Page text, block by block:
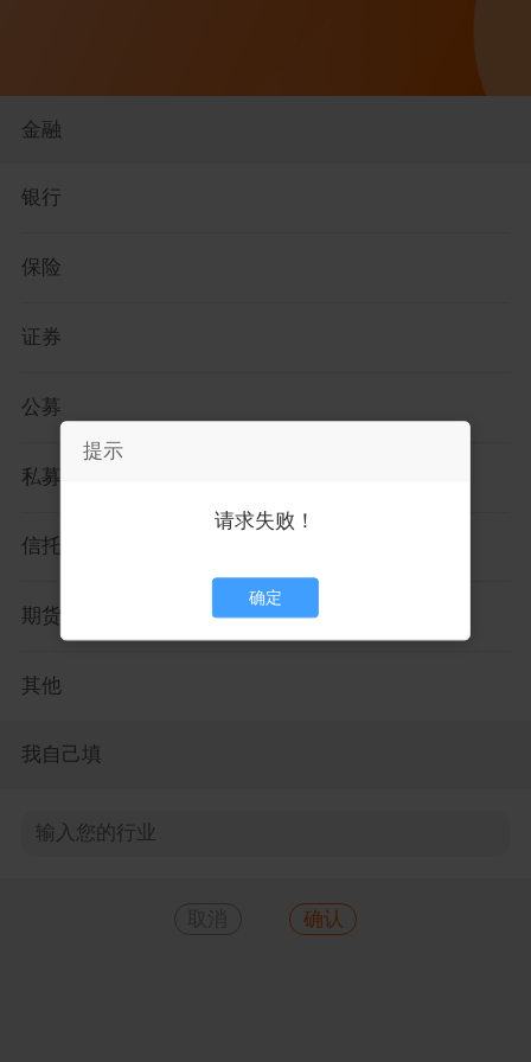
金融
银行
保险
证券
公募
私募
信托
期货
其他
我自己填
确认
提示
你未登录，请先登录！
确定
提示
请求失败！
确定